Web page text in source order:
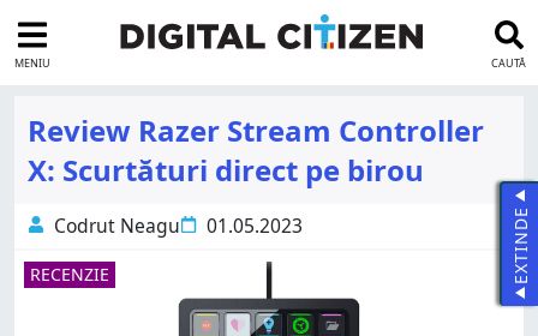
MENIU CAUTĂ
Review Razer Stream Controller
X: Scurtături direct pe birou
Codrut Neagu 01.05.2023
RECENZIE EXTINDE